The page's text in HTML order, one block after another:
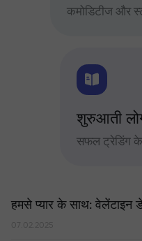
कमोडिटीज और
शुरुआती
सफल ट्रेडिंग
हमसे प्यार के साथ: वेलेंटाइन